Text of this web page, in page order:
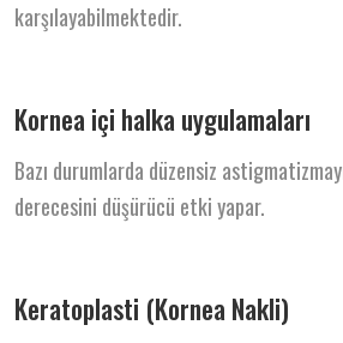
karşılayabilmektedir.
Kornea içi halka uygulamaları
Bazı durumlarda düzensiz
derecesini düşürücü etki yapar.
Keratoplasti (Kornea Nakli)